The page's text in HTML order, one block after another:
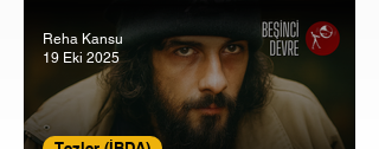
Reha Kansu
19 Eki 2025